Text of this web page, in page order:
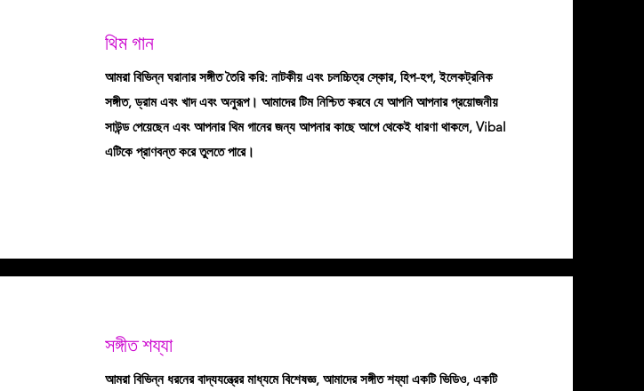
থিম গান
আমরা বিভিন্ন ঘরানার সঙ্গীত তৈরি করি: নাটকীয় এবং চলচ্চিত্র স্কোর, হিপ-হপ, ইলেকট্রনিক
সঙ্গীত, ড্রাম এবং খাদ এবং অনুরূপ। আমাদের টিম নিশ্চিত করবে যে আপনি আপনার প্রয়োজনীয়
সাউন্ড পেয়েছেন এবং আপনার থিম গানের জন্য আপনার কাছে আগে থেকেই ধারণা থাকলে, Vibal
এটিকে প্রাণবন্ত করে তুলতে পারে।
সঙ্গীত শয্যা
আমরা বিভিন্ন ধরনের বাদ্যযন্ত্রের মাধ্যমে বিশেষজ্ঞ, আমাদের সঙ্গীত শয্যা একটি ভিডিও, একটি